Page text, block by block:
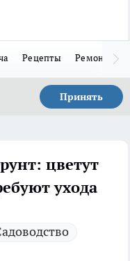
Рецепты Ремонт
Принять
цветут
ухода